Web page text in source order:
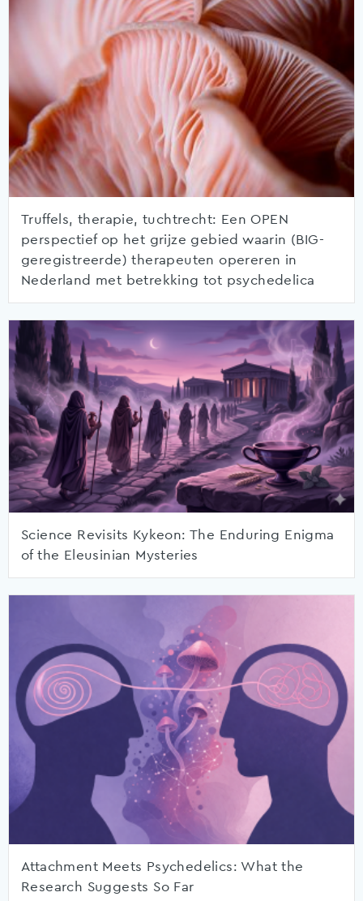
Truffels, therapie, tuchtrecht: Een OPEN
perspectief op het grijze gebied waarin (BIG-
geregistreerde) therapeuten opereren in
Nederland met betrekking tot psychedelica
Science Revisits Kykeon: The Enduring Enigma
of the Eleusinian Mysteries
Attachment Meets Psychedelics: What the
Research Suggests So Far